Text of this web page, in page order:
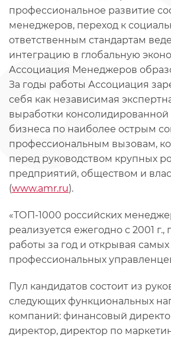
профессиональное развитие
менеджеров, переход к
ответственным стандартам
интеграцию в глобальную
Ассоциация Менеджеров
За годы работы Ассоциация
себя как независимая
выработки
бизнеса по наиболее острым
профессиональным вызовам,
перед руководством крупных
предприятий, обществом и
(www.amr.ru).
«ТОП-1000 российских
реализуется ежегодно с 2001 г.,
работы за год и открывая самых
профессиональных
Пул кандидатов состоит из
следующих функциональных
компаний: финансовый
директор, директор по